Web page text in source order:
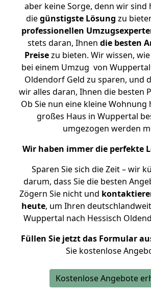
aber keine Sorge, denn wir sind
diegünstigste Lösung zu
professionellen
stets daran, Ihnen die besten
Preisezu bieten. Wir wissen,
bei einem Umzug von
Oldendorf Geld zu sparen, und
wir alles daran, Ihnen die besten
Ob Sie nun eine kleine Wohnung
großes Haus in Wuppertal
umgezogen werden
Wir haben immer die perfekte
Sparen Sie sich die Zeit – wir
darum, dass Sie die besten
Zögern Sie nicht und
heute, um Ihren
Wuppertal nach Hessisch
Füllen Sie jetzt das Formular
Sie kostenlose
Kostenlose Angebote